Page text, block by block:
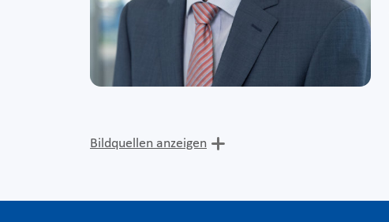
Bildquellen anzeigen